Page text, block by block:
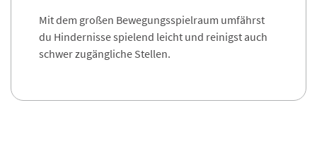
Mit dem großen Bewegungsspielraum umfährst
du Hindernisse spielend leicht und reinigst auch
schwer zugängliche Stellen.